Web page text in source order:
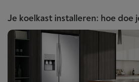
Je koelkast installeren: hoe doe